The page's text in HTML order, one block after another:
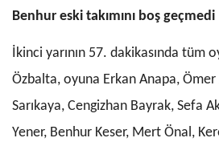
Benhur eski takımını boş geçmedi
İkinci yarının 57. dakikasında tüm
Özbalta, oyuna Erkan Anapa, Ömer
Sarıkaya, Cengizhan Bayrak, Sefa
Yener, Benhur Keser, Mert Önal,